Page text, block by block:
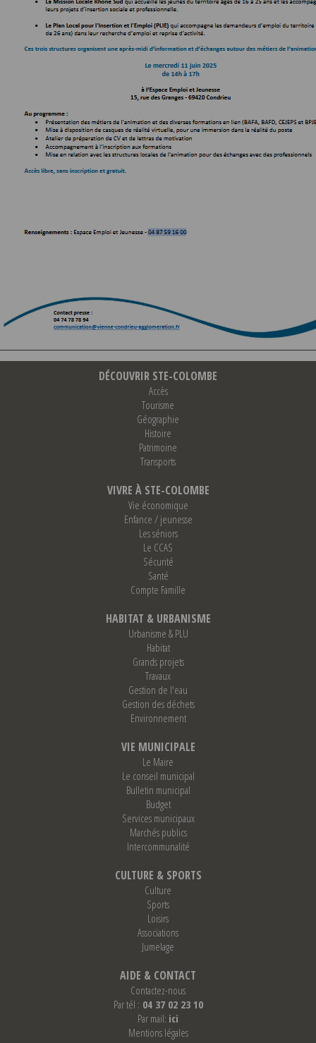
DÉCOUVRIR STE-COLOMBE
Accès
Tourisme
Géographie
Histoire
Patrimoine
Transports
VIVRE À STE-COLOMBE
Vie économique
Enfance / jeunesse
Les séniors
Le CCAS
Sécurité
Santé
Compte Famille
HABITAT & URBANISME
Urbanisme & PLU
Habitat
Grands projets
Travaux
Gestion de l'eau
Gestion des déchets
Environnement
VIE MUNICIPALE
Le Maire
Le conseil municipal
Bulletin municipal
Budget
Services municipaux
Marchés publics
Intercommunalité
CULTURE & SPORTS
Culture
Sports
Loisirs
Associations
Jumelage
AIDE & CONTACT
Contactez-nous
Par tél : 04 37 02 23 10
Par mail: ici
Mentions légales